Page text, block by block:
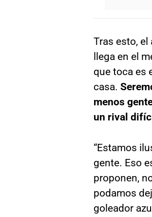
Tras esto,
llega en el
que toca es
casa.
menos
un rival
“Estamos
gente. Eso
proponen,
podamos
goleador